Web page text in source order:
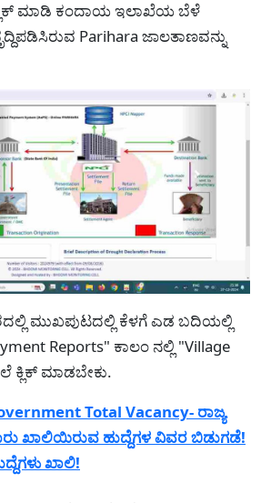
ಮಾಡಿ ಕಂದಾಯ ಇಲಾಖೆಯ ಬೆಳೆ
Parihara ಜಾಲತಾಣವನ್ನು
ಮುಖಪುಟದಲ್ಲಿ ಕೆಳಗೆ ಎಡ ಬದಿಯಲ್ಲಿ
Reports" ಕಾಲಂ ನಲ್ಲಿ "Village
ಕ್ಲಿಕ್ ಮಾಡಬೇಕು.
Total Vacancy- ರಾಜ್ಯ
ಖಾಲಿಯಿರುವ ಹುದ್ದೆಗಳ ವಿವರ ಬಿಡುಗಡೆ!
ಖಾಲಿ!